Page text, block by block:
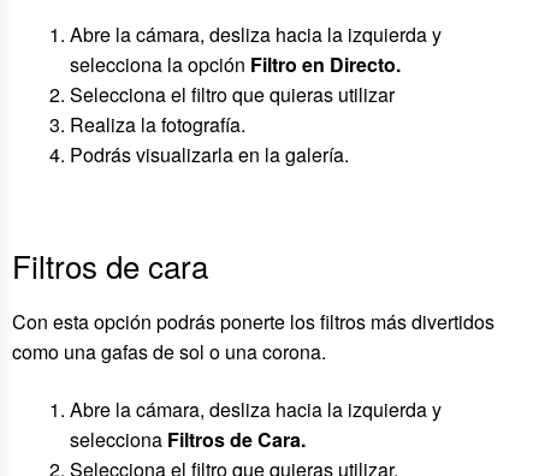
Abre la cámara, desliza hacia la izquierda y
selecciona la opción Filtro en Directo.
Selecciona el filtro que quieras utilizar
Realiza la fotografía.
Podrás visualizarla en la galería.
Filtros de cara
Con esta opción podrás ponerte los filtros más divertidos
como una gafas de sol o una corona.
Abre la cámara, desliza hacia la izquierda y
selecciona Filtros de Cara.
Selecciona el filtro que quieras utilizar.